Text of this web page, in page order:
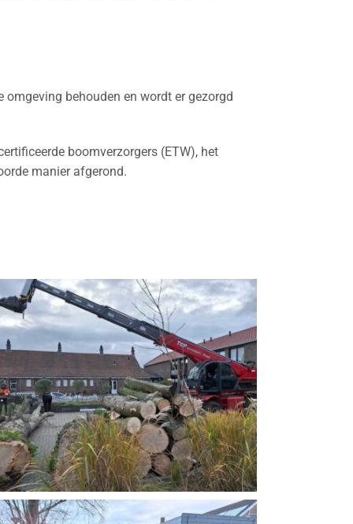
behouden en wordt er gezorgd
boomverzorgers (ETW), het
manier afgerond.